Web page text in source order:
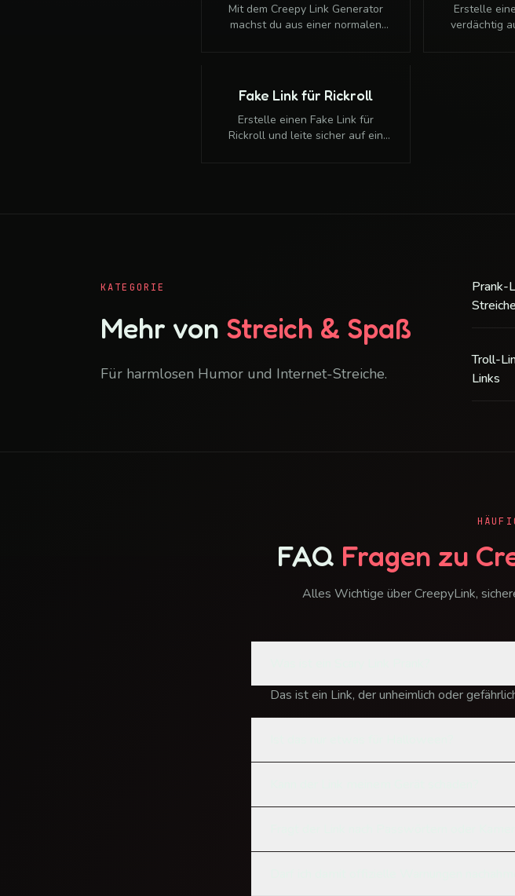
Mit dem Creepy Link Generator
machst du aus einer normalen
Schadsoftware.
Erstelle
verdächtig
Fake Link für Rickroll
Erstelle einen Fake Link für
Rickroll und leite sicher auf ein
KATEGORIE
Mehr von Streich & Spaß
Für harmlosen Humor und Internet-Streiche.
Prank-
Streiche
Troll-
Links
FAQ Fragen zu
Alles Wichtige über CreepyLink,
Das ist ein Link, der unheimlich oder